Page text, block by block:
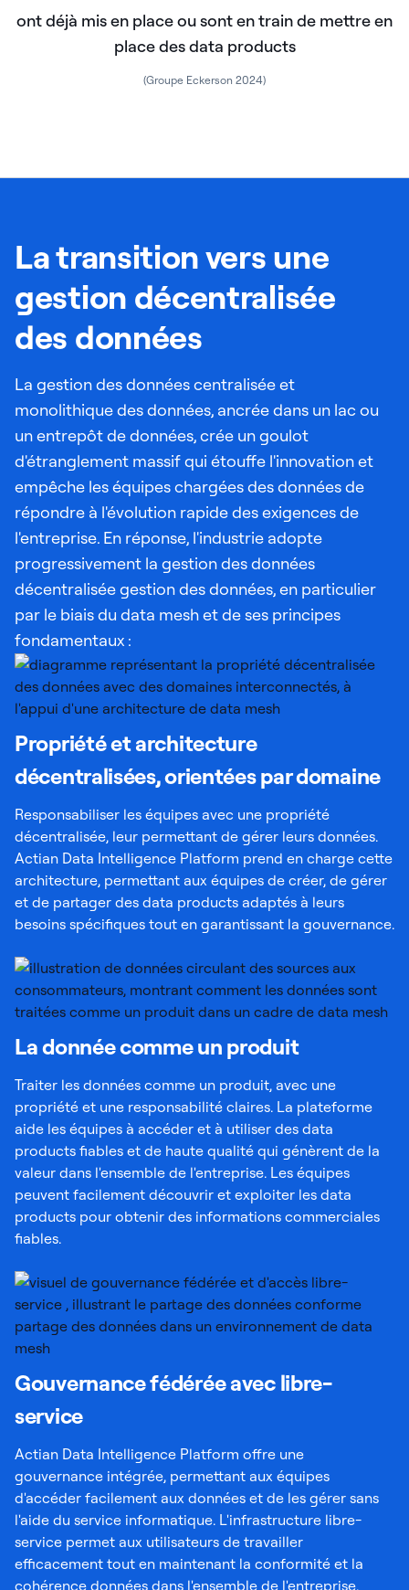
ont déjà mis en place ou sont en train de mettre en
place des data products
(Groupe Eckerson 2024)
La transition vers une
gestion décentralisée
des données
La gestion des données centralisée et
monolithique des données, ancrée dans un lac ou
un entrepôt de données, crée un goulot
d'étranglement massif qui étouffe l'innovation et
empêche les équipes chargées des données de
répondre à l'évolution rapide des exigences de
l'entreprise. En réponse, l'industrie adopte
progressivement la gestion des données
décentralisée gestion des données, en particulier
par le biais du data mesh et de ses principes
fondamentaux :
Propriété et architecture
décentralisées, orientées par domaine
Responsabiliser les équipes avec une propriété
décentralisée, leur permettant de gérer leurs données.
Actian Data Intelligence Platform prend en charge cette
architecture, permettant aux équipes de créer, de gérer
et de partager des data products adaptés à leurs
besoins spécifiques tout en garantissant la gouvernance.
La donnée comme un produit
Traiter les données comme un produit, avec une
propriété et une responsabilité claires. La plateforme
aide les équipes à accéder et à utiliser des data
products fiables et de haute qualité qui génèrent de la
valeur dans l'ensemble de l'entreprise. Les équipes
peuvent facilement découvrir et exploiter les data
products pour obtenir des informations commerciales
fiables.
Gouvernance fédérée avec libre-
service
Actian Data Intelligence Platform offre une
gouvernance intégrée, permettant aux équipes
d'accéder facilement aux données et de les gérer sans
l'aide du service informatique. L'infrastructure libre-
service permet aux utilisateurs de travailler
efficacement tout en maintenant la conformité et la
cohérence données dans l'ensemble de l'entreprise.